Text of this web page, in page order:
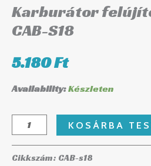
Karburátor
CAB-S18
5.180Ft
Availability:Készleten
KOSÁRBA
Cikkszám: CAB-s18